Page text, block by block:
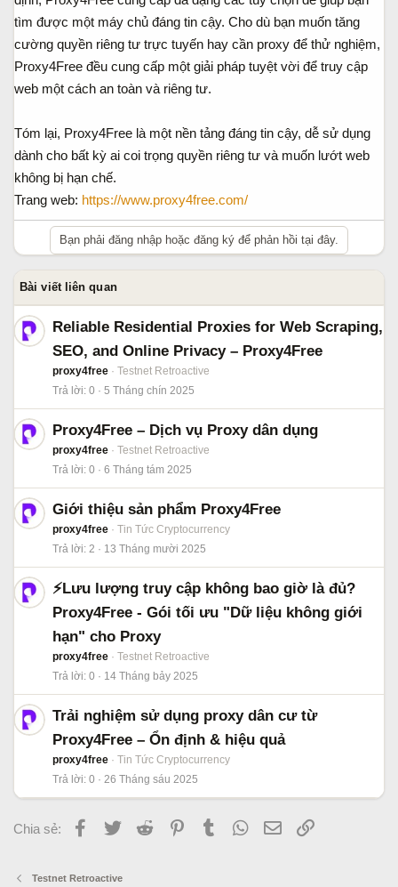
tìm được một máy chủ đáng tin cậy. Cho dù bạn muốn tăng
cường quyền riêng tư trực tuyến hay cần proxy để thử nghiệm,
Proxy4Free đều cung cấp một giải pháp tuyệt vời để truy cập
web một cách an toàn và riêng tư.
Tóm lại, Proxy4Free là một nền tảng đáng tin cậy, dễ sử dụng
dành cho bất kỳ ai coi trọng quyền riêng tư và muốn lướt web
không bị hạn chế.
Trang web: https://www.proxy4free.com/
Bạn phải đăng nhập hoặc đăng ký để phản hồi tại đây.
Bài viết liên quan
Reliable Residential Proxies for Web Scraping,
SEO, and Online Privacy – Proxy4Free
proxy4free
Testnet Retroactive
Trả lời 0 5 Tháng chín 2025
Proxy4Free – Dịch vụ Proxy dân dụng
proxy4free
Testnet Retroactive
Trả lời 0 6 Tháng tám 2025
Giới thiệu sản phẩm Proxy4Free
proxy4free
Tin Tức Cryptocurrency
Trả lời 2 13 Tháng mười 2025
⚡️Lưu lượng truy cập không bao giờ là đủ?
Proxy4Free - Gói tối ưu "Dữ liệu không giới
hạn" cho Proxy
proxy4free
Testnet Retroactive
Trả lời 0 14 Tháng bảy 2025
Trải nghiệm sử dụng proxy dân cư từ
Proxy4Free – Ổn định & hiệu quả
proxy4free
Tin Tức Cryptocurrency
Trả lời 0 26 Tháng sáu 2025
Chia sẻ: Facebook
Twitter Reddit PinterestTumblr WhatsApp
Email
Testnet Retroactive